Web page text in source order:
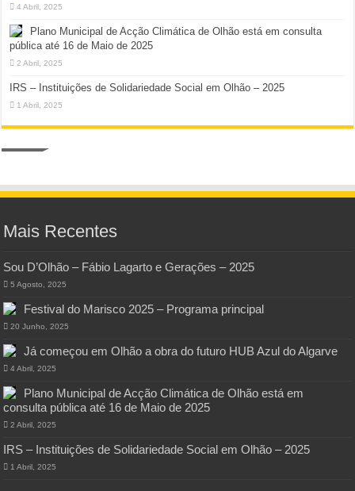
4 Abril, 2025
Plano Municipal de Acção Climática de Olhão está em consulta
pública até 16 de Maio de 2025
2 Abril, 2025
IRS – Instituições de Solidariedade Social em Olhão – 2025
1 Abril, 2025
Mais Recentes
Sou D’Olhão – Fábio Lagarto e Gerações – 2025
5 Agosto, 2025
Festival do Marisco 2025 – Programa principal
20 Junho, 2025
Já começou em Olhão a obra do futuro HUB Azul do Algarve
4 Abril, 2025
Plano Municipal de Acção Climática de Olhão está em
consulta pública até 16 de Maio de 2025
2 Abril, 2025
IRS – Instituições de Solidariedade Social em Olhão – 2025
1 Abril, 2025